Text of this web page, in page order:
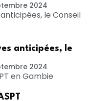
2024
anticipées, le
2024